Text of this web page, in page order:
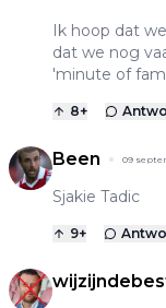
Ik hoop dat
dat we nog
'minute of
8+
Been 09
Sjakie Tadic
9+